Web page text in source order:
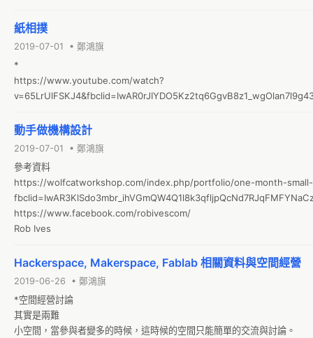
*白色紙杯
紙相撲
2019-07-01 • 鄭鴻旗
*
https://www.youtube.com/watch?
動手做機構設計
2019-07-01 • 鄭鴻旗
參考資料
https://wolfcatworkshop.com/index.php/portfolio/one-month-
https://www.facebook.com/robivescom/
Rob Ives
Hackerspace, Makerspace, Fablab 相關資料與空間經營
2019-06-26 • 鄭鴻旗
*空間經營討論
其實是兩難
小空間，當參與者變多的時候，這時候的空間只能簡單的交流與討論。